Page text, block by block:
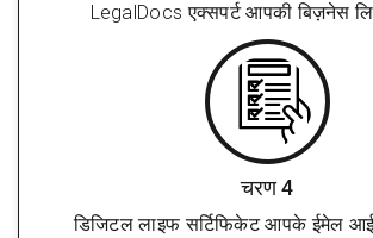
LegalDocs एक्सपर्ट आपकी बिज़नेस
चरण 4
डिजिटल लाइफ सर्टिफिकेट आपके ईमेल